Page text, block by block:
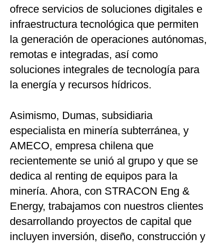
ofrece servicios de soluciones digitales e
infraestructura tecnológica que permiten
la generación de operaciones autónomas,
remotas e integradas, así como
soluciones integrales de tecnología para
la energía y recursos hídricos.
Asimismo, Dumas, subsidiaria
especialista en minería subterránea, y
AMECO, empresa chilena que
recientemente se unió al grupo y que se
dedica al renting de equipos para la
minería. Ahora, con STRACON Eng &
Energy, trabajamos con nuestros clientes
desarrollando proyectos de capital que
incluyen inversión, diseño, construcción y